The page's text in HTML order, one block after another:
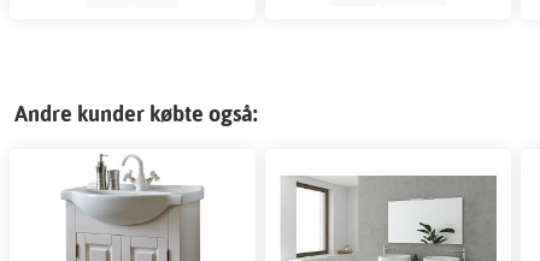
Andre kunder købte også: